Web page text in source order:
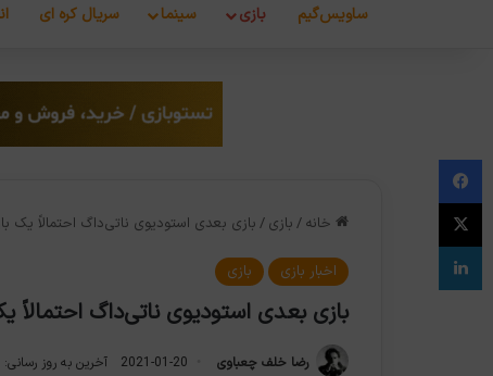
ساویس‌گیم بازی سینما سریال کره ای
خانه / بازی /بازی بعدی استودیوی ناتی‌داگ احتمالاً یک
اخبار بازی بازی
بازی بعدی استودیوی ناتی‌داگ
رضا خلف چعباوی 2021-01-20 آخرین به روز رسانی: 2021-01-22
فیس بوک
X
لینکدین